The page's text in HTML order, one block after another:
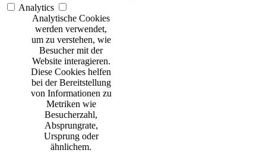
Analytics
Analytische Cookies
werden verwendet,
um zu verstehen, wie
Besucher mit der
Website interagieren.
Diese Cookies helfen
bei der Bereitstellung
von Informationen zu
Metriken wie
Besucherzahl,
Absprungrate,
Ursprung oder
ähnlichem.